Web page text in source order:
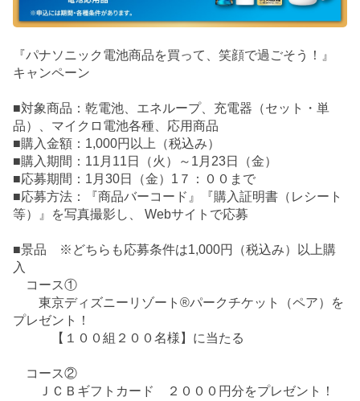
『パナソニック電池商品を買って、笑顔で過ごそう！』
キャンペーン
■対象商品：乾電池、エネループ、充電器（セット・単
品）、マイクロ電池各種、応用商品
■購入金額：1,000円以上（税込み）
■購入期間：11月11日（火）～1月23日（金）
■応募期間：1月30日（金）1７：００まで
■応募方法：『商品バーコード』『購入証明書（レシート
等）』を写真撮影し、 Webサイトで応募
■景品 ※どちらも応募条件は1,000円（税込み）以上購
入
コース①
東京ディズニーリゾート®パークチケット（ペア）を
プレゼント！
【１００組２００名様】に当たる
コース②
ＪＣＢギフトカード ２０００円分をプレゼント！